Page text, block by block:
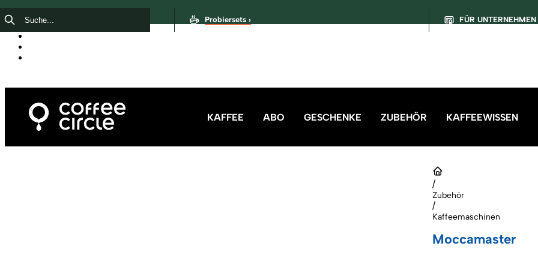
Probiersets › FÜR UNTERNEHMEN
KAFFEE ABO GESCHENKE ZUBEHÖR KAFFEEWISSEN
/
Zubehör
/
Kaffeemaschinen
Moccamaster